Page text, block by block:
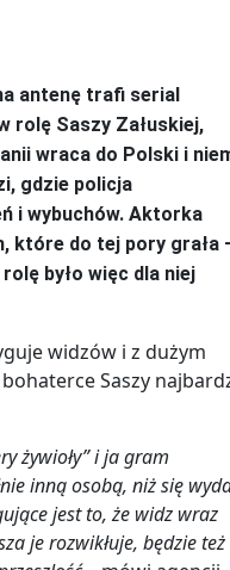
antenę trafi serial
rolę Saszy Załuskiej,
wraca do Polski i
gdzie policja
i wybuchów. Aktorka
które do tej pory grała
było więc dla niej
widzów i z dużym
Saszy
żywioły” i ja gram
inną osobą, niż się
jest to, że widz wraz
je rozwikłuje, będzie też